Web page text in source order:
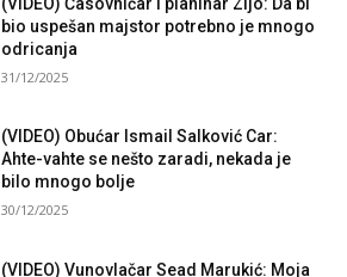
bio uspešan majstor potrebno je mnogo
odricanja
31/12/2025
(VIDEO) Obućar Ismail Salković Car:
Ahte-vahte se nešto zaradi, nekada je
bilo mnogo bolje
30/12/2025
(VIDEO) Vunovlačar Sead Marukić: Moja